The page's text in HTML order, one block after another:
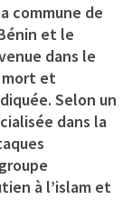
commune de
et le
dans le
mort et
Selon un
dans la
à l’islam et